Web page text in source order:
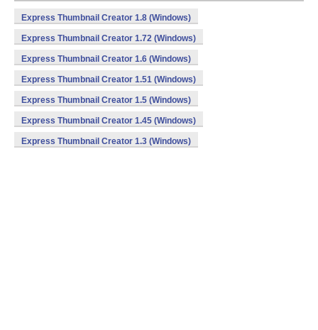
Express Thumbnail Creator 1.8 (Windows)
Express Thumbnail Creator 1.72 (Windows)
Express Thumbnail Creator 1.6 (Windows)
Express Thumbnail Creator 1.51 (Windows)
Express Thumbnail Creator 1.5 (Windows)
Express Thumbnail Creator 1.45 (Windows)
Express Thumbnail Creator 1.3 (Windows)